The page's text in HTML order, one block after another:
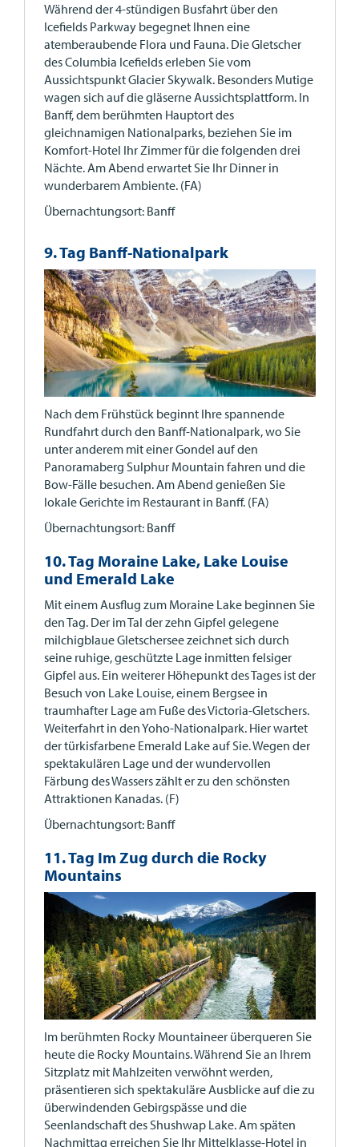
Während der 4-stündigen Busfahrt über den
Icefields Parkway begegnet Ihnen eine
atemberaubende Flora und Fauna. Die Gletscher
des Columbia Icefields erleben Sie vom
Aussichtspunkt Glacier Skywalk. Besonders Mutige
wagen sich auf die gläserne Aussichtsplattform. In
Banff, dem berühmten Hauptort des
gleichnamigen Nationalparks, beziehen Sie im
Komfort-Hotel Ihr Zimmer für die folgenden drei
Nächte. Am Abend erwartet Sie Ihr Dinner in
wunderbarem Ambiente. (FA)
Übernachtungsort: Banff
9. Tag Banff-Nationalpark
Nach dem Frühstück beginnt Ihre spannende
Rundfahrt durch den Banff-Nationalpark, wo Sie
unter anderem mit einer Gondel auf den
Panoramaberg Sulphur Mountain fahren und die
Bow-Fälle besuchen. Am Abend genießen Sie
lokale Gerichte im Restaurant in Banff. (FA)
Übernachtungsort: Banff
10. Tag Moraine Lake, Lake Louise
und Emerald Lake
Mit einem Ausflug zum Moraine Lake beginnen Sie
den Tag. Der im Tal der zehn Gipfel gelegene
milchigblaue Gletschersee zeichnet sich durch
seine ruhige, geschützte Lage inmitten felsiger
Gipfel aus. Ein weiterer Höhepunkt des Tages ist der
Besuch von Lake Louise, einem Bergsee in
traumhafter Lage am Fuße des Victoria-Gletschers.
Weiterfahrt in den Yoho-Nationalpark. Hier wartet
der türkisfarbene Emerald Lake auf Sie. Wegen der
spektakulären Lage und der wundervollen
Färbung des Wassers zählt er zu den schönsten
Attraktionen Kanadas. (F)
Übernachtungsort: Banff
11. Tag Im Zug durch die Rocky
Mountains
Im berühmten Rocky Mountaineer überqueren Sie
heute die Rocky Mountains. Während Sie an Ihrem
Sitzplatz mit Mahlzeiten verwöhnt werden,
präsentieren sich spektakuläre Ausblicke auf die zu
überwindenden Gebirgspässe und die
Seenlandschaft des Shushwap Lake. Am späten
Nachmittag erreichen Sie Ihr Mittelklasse-Hotel in